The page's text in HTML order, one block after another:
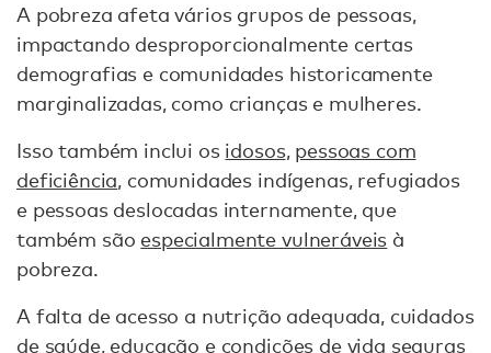
A pobreza afeta vários grupos de pessoas,
impactando desproporcionalmente certas
demografias e comunidades historicamente
marginalizadas, como crianças e mulheres.
Isso também inclui os idosos, pessoas com
deficiência, comunidades indígenas, refugiados
e pessoas deslocadas internamente, que
também são especialmente vulneráveis à
pobreza.
A falta de acesso a nutrição adequada, cuidados
de saúde, educação e condições de vida seguras